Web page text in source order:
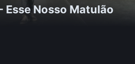
Esse Nosso Matulão